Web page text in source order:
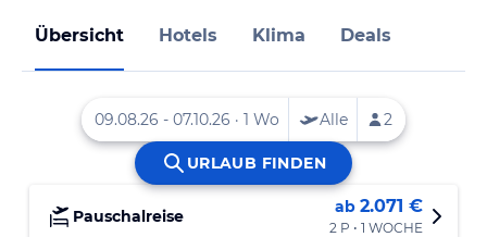
Übersicht Hotels Klima Deals
Pauschalreise ab 2.071 €
2 P • 1 WOCHE